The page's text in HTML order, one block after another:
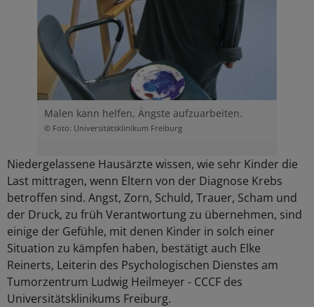
Malen kann helfen, Ängste aufzuarbeiten.
© Foto: Universitätsklinikum Freiburg
Niedergelassene Hausärzte wissen, wie sehr Kinder die
Last mittragen, wenn Eltern von der Diagnose Krebs
betroffen sind. Angst, Zorn, Schuld, Trauer, Scham und
der Druck, zu früh Verantwortung zu übernehmen, sind
einige der Gefühle, mit denen Kinder in solch einer
Situation zu kämpfen haben, bestätigt auch Elke
Reinerts, Leiterin des Psychologischen Dienstes am
Tumorzentrum Ludwig Heilmeyer - CCCF des
Universitätsklinikums Freiburg.